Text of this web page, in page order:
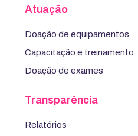
Atuação
Doação de equipamentos
Capacitação e treinamento
Doação de exames
Transparência
Relatórios